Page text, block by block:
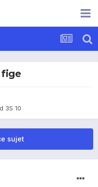
fige
3S 10
sujet